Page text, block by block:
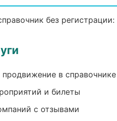
без
в справочнике
и билеты
с отзывами